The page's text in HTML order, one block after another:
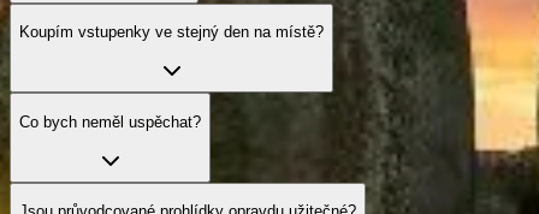
Koupím vstupenky ve stejný den na místě?
Co bych neměl uspěchat?